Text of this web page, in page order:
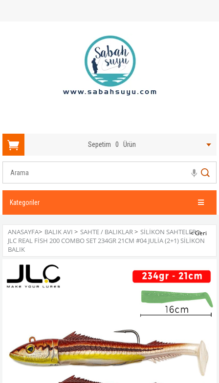
Sepetim 0 Ürün
Kategoriler
ANASAYFA> BALIK AVI > SAHTE / BALIKLAR> SILIKON SAHTELER>
JLC REAL FISH 200 COMBO SET 234GR 21CM #04 JULIA (2+1) SILIKON
BALIK